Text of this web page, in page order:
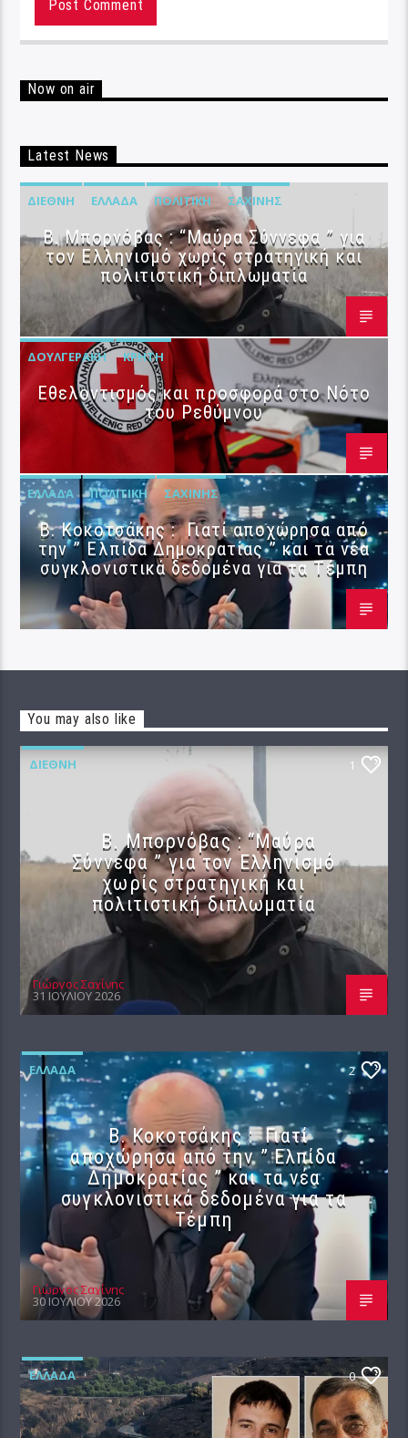
Now on air
Latest News
ΔΙΕΘΝΉ ΕΛΛΆΔΑ ΠΟΛΙΤΙΚΉ ΣΑΧΊΝΗΣ
B. Μπορνόβας : “Μαύρα Σύννεφα ” για
τον Ελληνισμό χωρίς στρατηγική και
πολιτιστική διπλωματία
ΔΟΥΛΓΕΡΆΚΗ ΚΡΉΤΗ
Εθελοντισμός και προσφορά στο Νότο
του Ρεθύμνου
ΕΛΛΆΔΑ ΠΟΛΙΤΙΚΉ ΣΑΧΊΝΗΣ
Β. Κοκοτσάκης : Γιατί αποχώρησα από
την ” Ελπίδα Δημοκρατίας ” και τα νέα
συγκλονιστικά δεδομένα για τα Τέμπη
You may also like
ΔΙΕΘΝΉ 1
B. Μπορνόβας : “Μαύρα
Σύννεφα ” για τον Ελληνισμό
χωρίς στρατηγική και
πολιτιστική διπλωματία
Γιώργος Σαχίνης
31 ΙΟΥΛΊΟΥ 2026
ΕΛΛΆΔΑ 2
Β. Κοκοτσάκης : Γιατί
αποχώρησα από την ” Ελπίδα
Δημοκρατίας ” και τα νέα
συγκλονιστικά δεδομένα για τα
Τέμπη
Γιώργος Σαχίνης
30 ΙΟΥΛΊΟΥ 2026
ΕΛΛΆΔΑ 0